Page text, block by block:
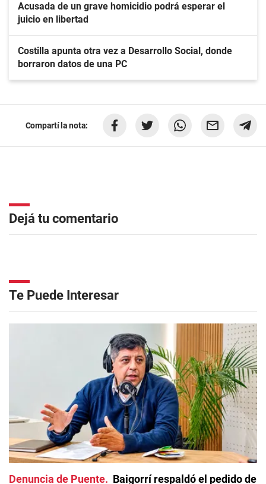
Acusada de un grave homicidio podrá esperar el
juicio en libertad
Costilla apunta otra vez a Desarrollo Social, donde
borraron datos de una PC
Compartí la nota:
Dejá tu comentario
Te Puede Interesar
Denuncia de Puente Baigorrí respaldó el pedido de